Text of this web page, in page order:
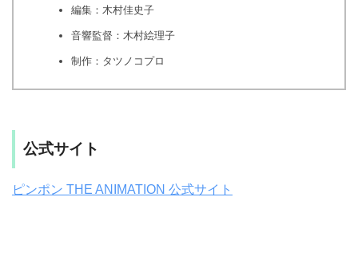
編集：木村佳史子
音響監督：木村絵理子
制作：タツノコプロ
公式サイト
ピンポン THE ANIMATION 公式サイト